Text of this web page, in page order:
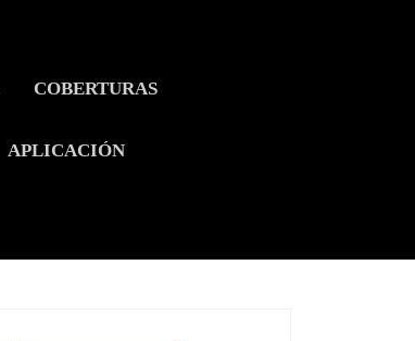
COBERTURAS
APLICACIÓN